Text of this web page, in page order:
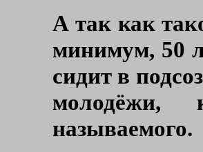
А так как
минимум, 50
сидит в
молодёжи,
называемого.